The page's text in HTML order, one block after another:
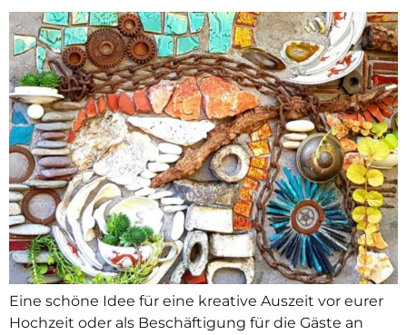
Eine schöne Idee für eine kreative Auszeit vor eurer
Hochzeit oder als Beschäftigung für die Gäste an